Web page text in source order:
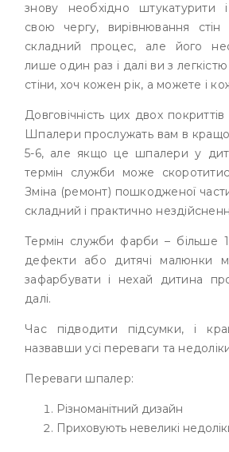
знову необхідно штукатурити
свою чергу, вирівнювання
складний процес, але його
лише один раз і далі ви з
стіни, хоч кожен рік, а можете і
Довговічність цих двох
Шпалери прослужать вам в
5-6, але якщо це шпалери у
термін служби може
Зміна (ремонт) пошкодженої
складний і практично
Термін служби фарби – більше
дефекти або дитячі малюнки
зафарбувати і нехай дитина
далі.
Час підводити підсумки, і
назвавши усі переваги та
Переваги шпалер:
Різноманітний дизайн
Приховують невеликі